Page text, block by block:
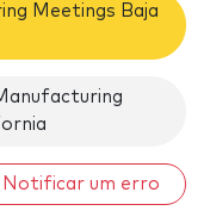
Meetings Baja
Notificar um erro